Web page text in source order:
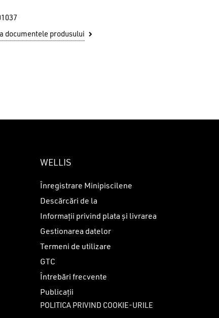
documentele produsului
WELLIS
Înregistrare Minipiscilene
Descărcări de la
Informații privind plata și livrarea
Gestionarea datelor
Termeni de utilizare
GTC
Întrebări frecvente
Publicații
POLITICA PRIVIND COOKIE-URILE